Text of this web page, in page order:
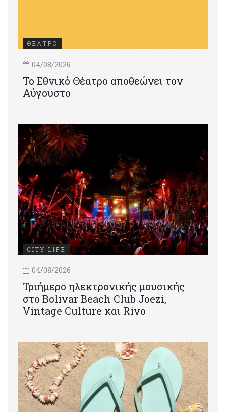
ΘΕΑΤΡΟ
04/08/2026
Το Εθνικό Θέατρο αποθεώνει τον
Αύγουστο
CITY LIFE
04/08/2026
Τριήμερο ηλεκτρονικής μουσικής
στο Bolivar Beach Club Joezi,
Vintage Culture και Rivo